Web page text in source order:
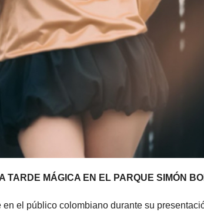
TARDE MÁGICA EN EL PARQUE SIMÓN
el público colombiano durante su